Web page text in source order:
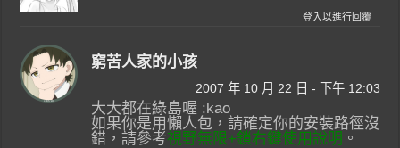
登入以進行回覆
窮苦人家的小孩
2007 年 10 月 22 日 - 下午 12:03
大大都在綠島喔 :kao
如果你是用懶人包，請確定你的安裝路徑沒
錯，請參考視野無限+鎖右鍵使用說明 。